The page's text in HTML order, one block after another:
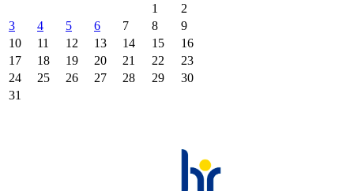
1
2
3
4 5 6 7 8
9
10
11 12 13 14 15
16
17
18 19 20 21 22
23
24
25 26 27 28 29
30
31